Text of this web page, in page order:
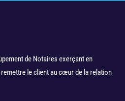
de Notaires exerçant en
le client au cœur de la relation